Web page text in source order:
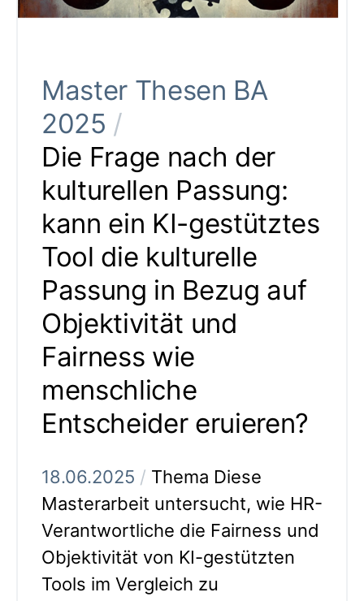
Master Thesen BA
2025 /
Die Frage nach der
kulturellen Passung:
kann ein KI-gestütztes
Tool die kulturelle
Passung in Bezug auf
Objektivität und
Fairness wie
menschliche
Entscheider eruieren?
18.06.2025 / Thema Diese
Masterarbeit untersucht, wie HR-
Verantwortliche die Fairness und
Objektivität von KI-gestützten
Tools im Vergleich zu